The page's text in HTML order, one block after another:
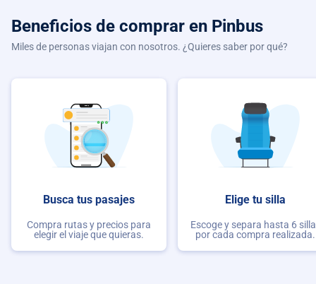
Beneficios de comprar en Pinbus
Miles de personas viajan con nosotros. ¿Quieres saber por qué?
Busca tus pasajes
Compra rutas y precios para
elegir el viaje que quieras.
Elige tu silla
Escoge y separa hasta 6
por cada compra realizada.